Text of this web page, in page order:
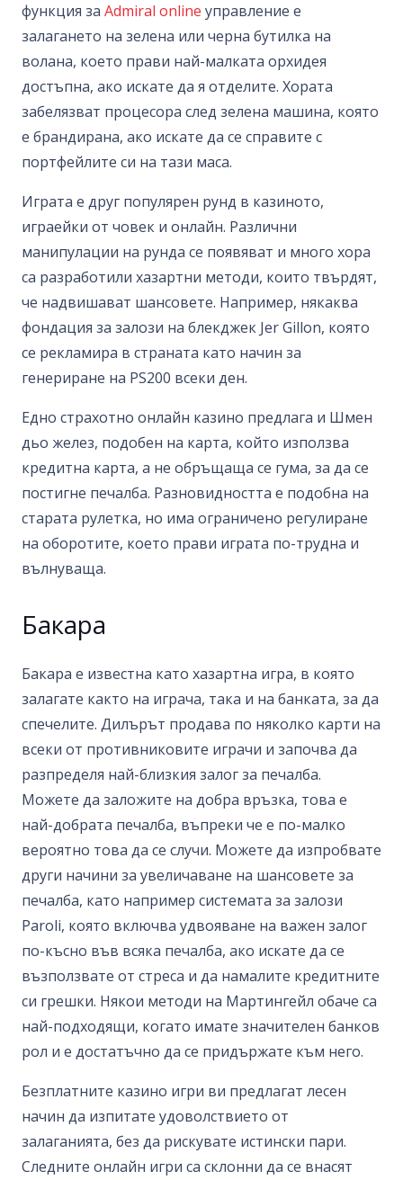
функция за Admiral online управление е
залагането на зелена или черна бутилка на
волана, което прави най-малката орхидея
достъпна, ако искате да я отделите. Хората
забелязват процесора след зелена машина, която
е брандирана, ако искате да се справите с
портфейлите си на тази маса.
Играта е друг популярен рунд в казиното,
играейки от човек и онлайн. Различни
манипулации на рунда се появяват и много хора
са разработили хазартни методи, които твърдят,
че надвишават шансовете. Например, някаква
фондация за залози на блекджек Jer Gillon, която
се рекламира в страната като начин за
генериране на PS200 всеки ден.
Едно страхотно онлайн казино предлага и Шмен
дьо желез, подобен на карта, който използва
кредитна карта, а не обръщаща се гума, за да се
постигне печалба. Разновидността е подобна на
старата рулетка, но има ограничено регулиране
на оборотите, което прави играта по-трудна и
вълнуваща.
Бакара
Бакара е известна като хазартна игра, в която
залагате както на играча, така и на банката, за да
спечелите. Дилърът продава по няколко карти на
всеки от противниковите играчи и започва да
разпределя най-близкия залог за печалба.
Можете да заложите на добра връзка, това е
най-добрата печалба, въпреки че е по-малко
вероятно това да се случи. Можете да изпробвате
други начини за увеличаване на шансовете за
печалба, като например системата за залози
Paroli, която включва удвояване на важен залог
по-късно във всяка печалба, ако искате да се
възползвате от стреса и да намалите кредитните
си грешки. Някои методи на Мартингейл обаче са
най-подходящи, когато имате значителен банков
рол и е достатъчно да се придържате към него.
Безплатните казино игри ви предлагат лесен
начин да изпитате удоволствието от
залаганията, без да рискувате истински пари.
Следните онлайн игри са склонни да се внасят